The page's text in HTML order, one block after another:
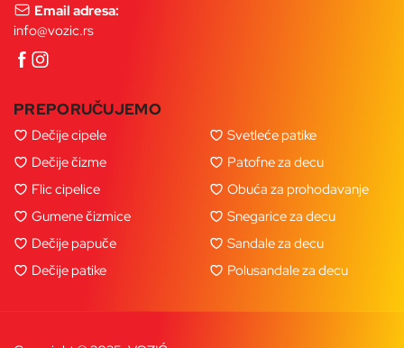
Email adresa:
info@vozic.rs
PREPORUČUJEMO
Dečije cipele
Dečije čizme
Flic cipelice
Gumene čizmice
Dečije papuče
Dečije patike
Svetleće patike
Patofne za decu
Obuća za prohodavanje
Snegarice za decu
Sandale za decu
Polusandale za decu